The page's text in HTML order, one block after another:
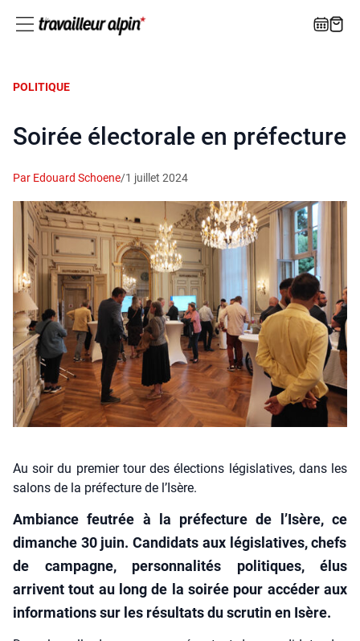
POLITIQUE
Soirée électorale en préfecture
Par Edouard Schoene/1 juillet 2024
Au soir du premier tour des élections législatives, dans les
salons de la préfecture de l’Isère.
Ambiance feu­trée à la pré­fec­ture de l’Isère, ce
dimanche 30 juin. Can­di­dats aux légis­la­tives, chefs
de cam­pagne, per­son­na­li­tés poli­tiques, élus
arrivent tout au long de la soi­rée pour accé­der aux
infor­ma­tions sur les résul­tats du scru­tin en Isère.